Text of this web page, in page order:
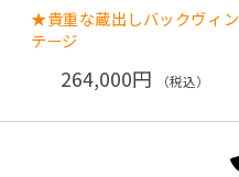
★貴重な蔵出しバックヴィン
テージ
264,000円 （税込）